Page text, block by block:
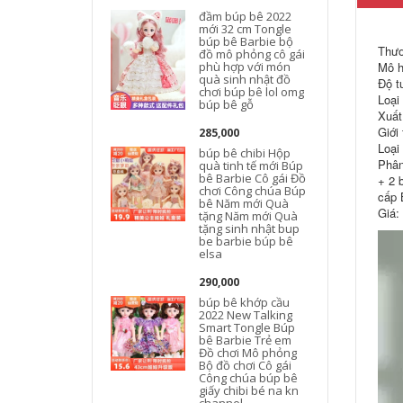
đầm búp bê 2022
mới 32 cm Tongle
búp bê Barbie bộ
đồ mô phỏng cô gái
phù hợp với món
quà sinh nhật đồ
chơi búp bê lol omg
búp bê gỗ
285,000
búp bê chibi Hộp
quà tinh tế mới Búp
bê Barbie Cô gái Đồ
chơi Công chúa Búp
bê Năm mới Quà
tặng Năm mới Quà
tặng sinh nhật bup
be barbie búp bê
elsa
290,000
búp bê khớp cầu
2022 New Talking
Smart Tongle Búp
bê Barbie Trẻ em
Đồ chơi Mô phỏng
Bộ đồ chơi Cô gái
Công chúa búp bê
giấy chibi bé na kn
Mô
Độ
Giới
+ 2
cấp
Giá: